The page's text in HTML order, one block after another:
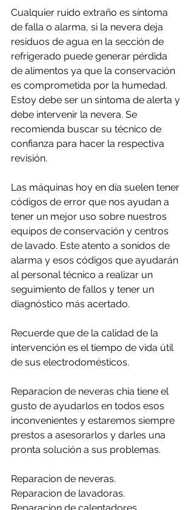
Cualquier ruido extraño es síntoma
de falla o alarma, si la nevera deja
residuos de agua en la sección de
refrigerado puede generar pérdida
de alimentos ya que la conservación
es comprometida por la humedad.
Estoy debe ser un síntoma de alerta y
debe intervenir la nevera. Se
recomienda buscar su técnico de
confianza para hacer la respectiva
revisión.
Las máquinas hoy en día suelen tener
códigos de error que nos ayudan a
tener un mejor uso sobre nuestros
equipos de conservación y centros
de lavado. Este atento a sonidos de
alarma y esos códigos que ayudarán
al personal técnico a realizar un
seguimiento de fallos y tener un
diagnóstico más acertado.
Recuerde que de la calidad de la
intervención es el tiempo de vida útil
de sus electrodomésticos.
Reparacion de neveras chia tiene el
gusto de ayudarlos en todos esos
inconvenientes y estaremos siempre
prestos a asesorarlos y darles una
pronta solución a sus problemas.
Reparacion de neveras.
Reparacion de lavadoras.